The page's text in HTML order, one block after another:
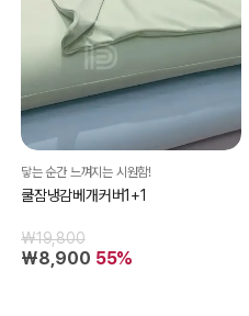
닿는 순간 느껴지는 시원함!
쿨잠냉감베개커버1+1
₩19,800
₩8,900 55%